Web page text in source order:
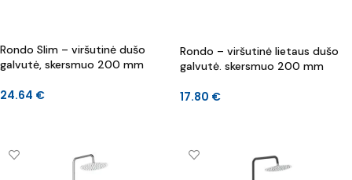
Rondo Slim – viršutinė dušo
galvutė, skersmuo 200 mm
24.64 €
Rondo – viršutinė lietaus dušo
galvutė. skersmuo 200 mm
17.80 €